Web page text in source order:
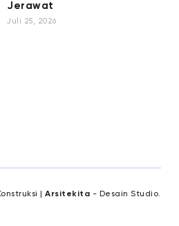
Jerawat
Juli 25, 2026
|Arsitekita - Desain Studio.